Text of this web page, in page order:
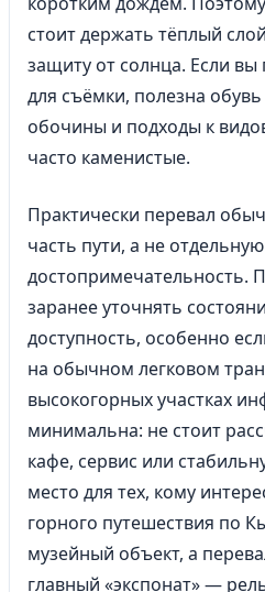
стоит держать тёплый
защиту от солнца. Если вы
для съёмки, полезна
обочины и подходы к
часто каменистые.
Практически перевал
часть пути, а не
достопримечательность.
заранее уточнять
доступность, особенно
на обычном легковом
высокогорных участках
минимальна: не стоит
кафе, сервис или
место для тех, кому
горного путешествия по
музейный объект, а
главный «экспонат» —